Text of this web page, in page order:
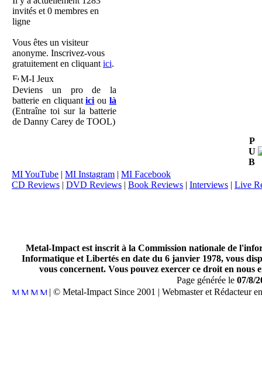
invités et 0 membres en
ligne
Vous êtes un visiteur
anonyme. Inscrivez-vous
gratuitement en cliquant ici.
M-I Jeux
Deviens un pro de la
batterie en cliquantici oulà
(Entraîne toi sur la batterie
de Danny Carey de TOOL)
P
U
B
MI YouTube | MI Instagram | MI Facebook
CD Reviews | DVD Reviews | Book Reviews | Interviews | Live
Metal-Impact est inscrit à la Commission nationale de
Informatique et Libertés en date du 6 janvier 1978, vous
vous concernent. Vous pouvez exercer ce droit en
Page générée le 07/8/
| © Metal-Impact Since 2001 | Webmaster et Rédacteur